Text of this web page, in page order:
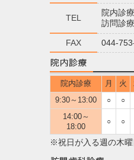
TEL
院内診
訪問診
FAX 044-
院内診療 月 火
9:30～13:00
○ ○
14:00～
18:00
○ ○
※祝日が入る週の木曜